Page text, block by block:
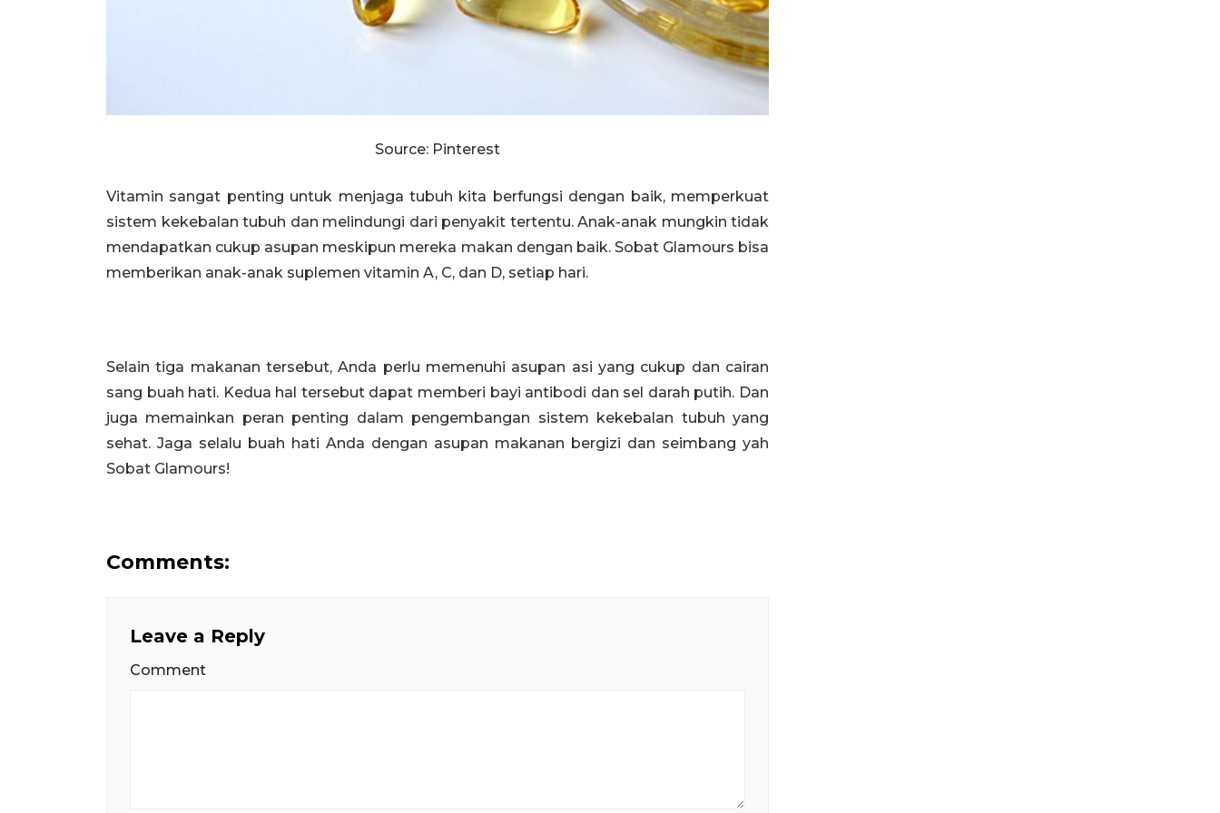
Source: Pinterest
Vitamin sangat penting untuk menjaga tubuh kita berfungsi dengan baik, memperkuat
sistem kekebalan tubuh dan melindungi dari penyakit tertentu. Anak-anak mungkin tidak
mendapatkan cukup asupan meskipun mereka makan dengan baik. Sobat Glamours bisa
memberikan anak-anak suplemen vitamin A, C, dan D, setiap hari.
Selain tiga makanan tersebut, Anda perlu memenuhi asupan asi yang cukup dan cairan
sang buah hati. Kedua hal tersebut dapat memberi bayi antibodi dan sel darah putih. Dan
juga memainkan peran penting dalam pengembangan sistem kekebalan tubuh yang
sehat. Jaga selalu buah hati Anda dengan asupan makanan bergizi dan seimbang yah
Sobat Glamours!
Comments:
Leave a Reply
Comment